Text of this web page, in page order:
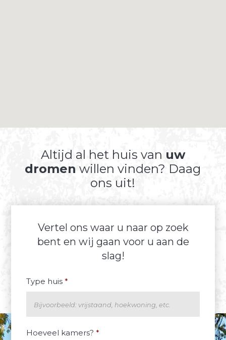
Altijd al het huis van uw
dromen willen vinden? Daag
ons uit!
Vertel ons waar u naar op zoek
bent en wij gaan voor u aan de
slag!
Type huis *
Hoeveel kamers? *